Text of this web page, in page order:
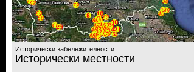
Исторически забележителности
Исторически местности